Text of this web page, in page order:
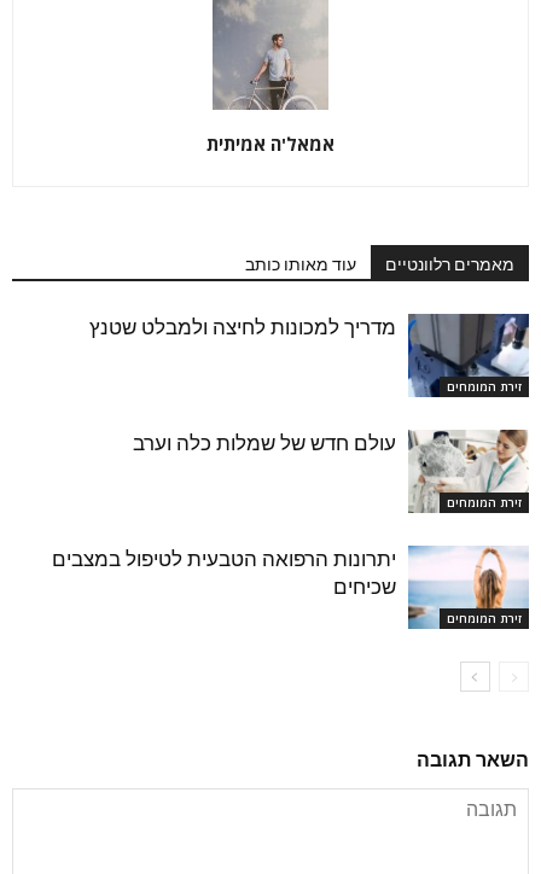
אמאל'ה אמיתית
מאמרים רלוונטיים עוד מאותו כותב
זירת המומחים
מדריך למכונות לחיצה ולמבלט שטנץ
זירת המומחים
עולם חדש של שמלות כלה וערב
זירת המומחים
יתרונות הרפואה הטבעית לטיפול במצבים
שכיחים
השאר תגובה